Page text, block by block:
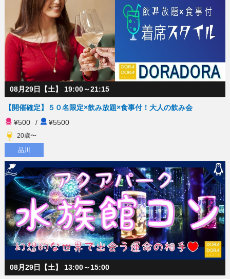
08月29日【土】 19:00～21:15
【開催確定】５０名限定×飲み放題×食事付！大人の飲み会
¥500
/ ¥5500
20歳〜
品川
08月29日【土】 13:00～15:00